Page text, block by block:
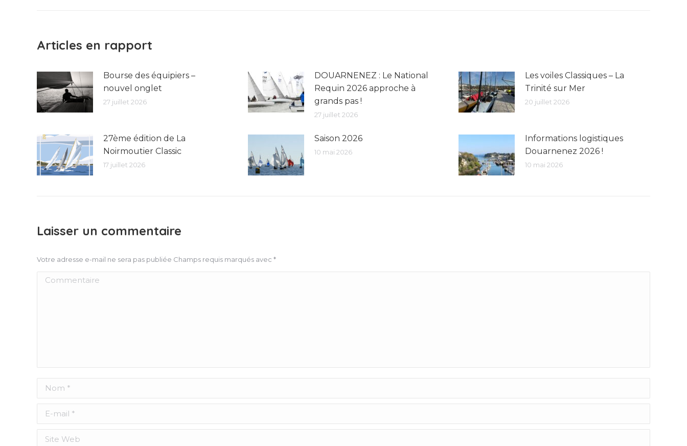
Articles en rapport
Bourse des équipiers –
nouvel onglet
27 juillet 2026
DOUARNENEZ : Le National
Requin 2026 approche à
grands pas !
27 juillet 2026
Les voiles Classiques – La
Trinité sur Mer
20 juillet 2026
27ème édition de La
Noirmoutier Classic
17 juillet 2026
Saison 2026
10 mai 2026
Informations logistiques
Douarnenez 2026 !
10 mai 2026
Laisser un commentaire
Votre adresse e-mail ne sera pas publiée Champs requis marqués avec *
Commentaire
Nom *
E-mail *
Site Web